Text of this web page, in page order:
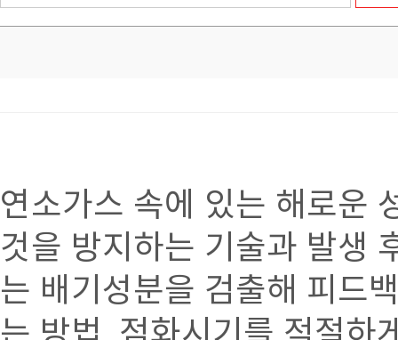
연소가스 속에 있는 해로운
것을 방지하는 기술과 발생
는 배기성분을 검출해 피드